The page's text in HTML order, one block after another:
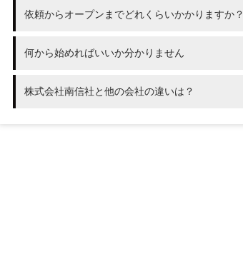
依頼からオープンまでどれくらいかかりますか？
何から始めればいいか分かりません
株式会社南信社と他の会社の違いは？